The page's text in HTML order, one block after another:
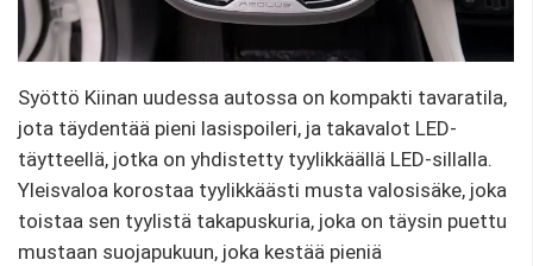
Syöttö Kiinan uudessa autossa on kompakti tavaratila,
jota täydentää pieni lasispoileri, ja takavalot LED-
täytteellä, jotka on yhdistetty tyylikkäällä LED-sillalla.
Yleisvaloa korostaa tyylikkäästi musta valosisäke, joka
toistaa sen tyylistä takapuskuria, joka on täysin puettu
mustaan ​​suojapukuun, joka kestää pieniä